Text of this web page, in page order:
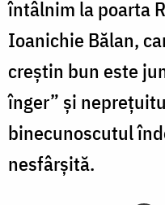
întâlnim la poarta
Ioanichie Bălan,
creştin bun este
înger” și
binecunoscutul
nesfârșită.